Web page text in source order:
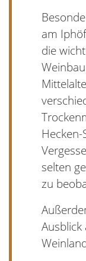
am
die
selten
zu